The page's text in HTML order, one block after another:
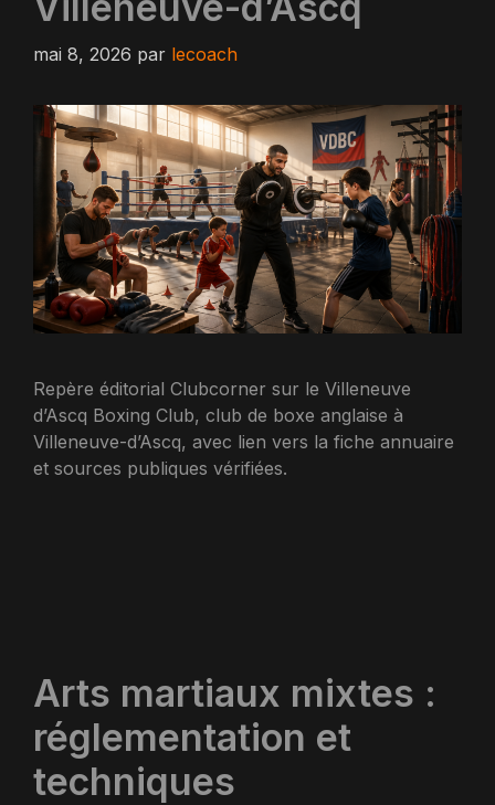
mai 8, 2026 par lecoach
Repère éditorial Clubcorner sur le Villeneuve
d’Ascq Boxing Club, club de boxe anglaise à
Villeneuve-d’Ascq, avec lien vers la fiche annuaire
et sources publiques vérifiées.
Arts martiaux mixtes :
réglementation et
techniques